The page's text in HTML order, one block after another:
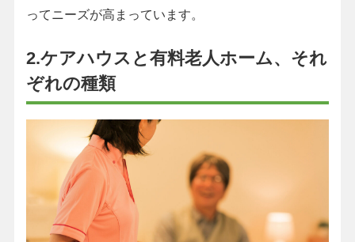
ってニーズが高まっています。
2.ケアハウスと有料老人ホーム、それ
ぞれの種類